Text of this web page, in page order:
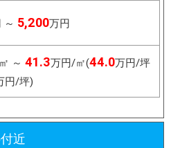
～ 5,200万円
～ 41.3万円/㎡(44.0万円/坪
円/坪)
近